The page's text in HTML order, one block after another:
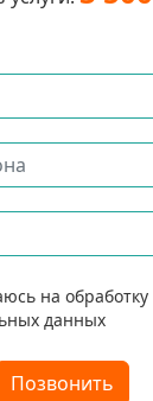
на обработку
данных
Позвонить